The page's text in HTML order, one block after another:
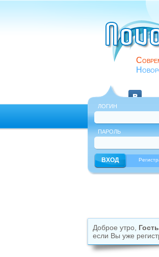
ЛОГИН
ПАРОЛЬ
Доброе утро, Гость
если Вы уже